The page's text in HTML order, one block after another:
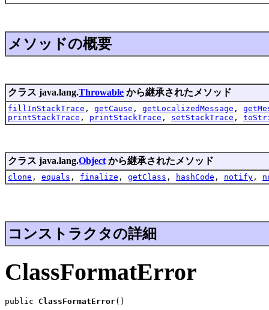
メソッドの概要
クラス java.lang.Throwable から継承されたメソッド
fillInStackTrace , getCause , getLocalizedMessage ,
printStackTrace , printStackTrace , setStackTrace ,
クラス java.lang.Object から継承されたメソッド
clone , equals , finalize , getClass , hashCode , notify ,
コンストラクタの詳細
ClassFormatError
public ClassFormatError()